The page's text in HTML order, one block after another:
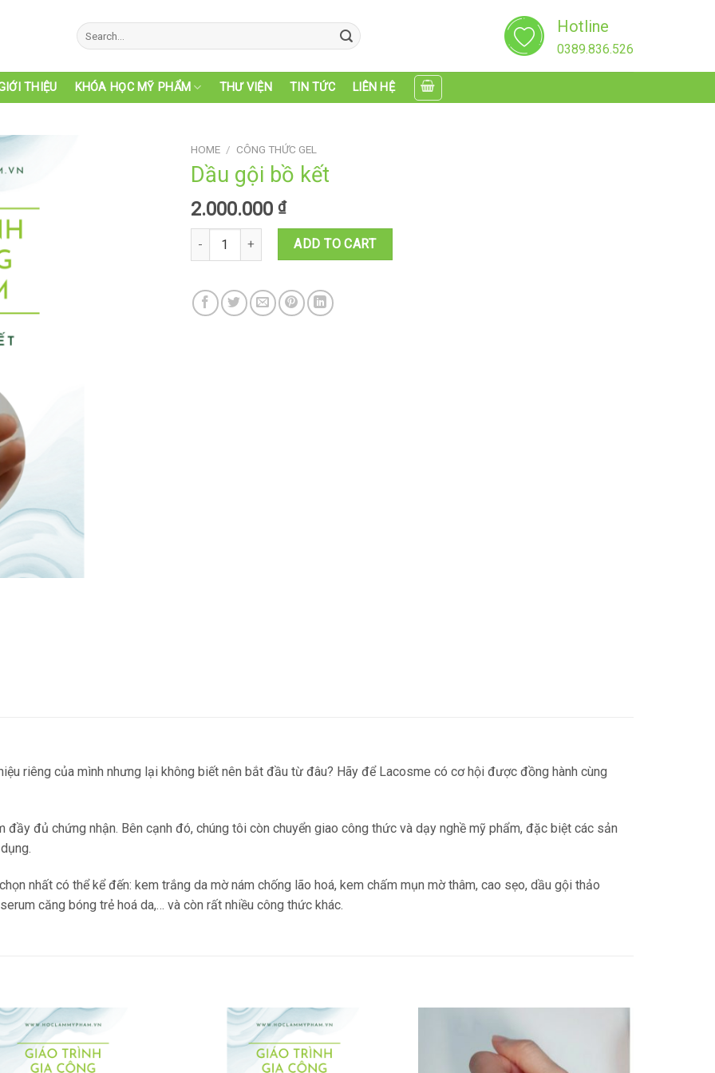
Search
for:
Hotline
0389.836.526
THIỆU KHÓA HỌC MỸ PHẨM THƯ VIỆN TIN TỨC LIÊN HỆ
HOME / CÔNG THỨC GEL
Dầu gội bồ kết
2.000.000 ₫
Dầu gội bồ kết quantityADD TO CART
riêng của mình nhưng lại không biết nên bắt đầu từ đâu? Hãy để Lacosme có cơ hội được đồng hành cùng
đủ chứng nhận. Bên cạnh đó, chúng tôi còn chuyển giao công thức và dạy nghề mỹ phẩm, đặc biệt các sản
nhất có thể kể đến: kem trắng da mờ nám chống lão hoá, kem chấm mụn mờ thâm, cao sẹo, dầu gội thảo
căng bóng trẻ hoá da,… và còn rất nhiều công thức khác.